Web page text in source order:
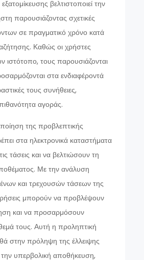
βελτιστοποιεί την
παρουσιάζοντας σχετικές
σε πραγματικό χρόνο κατά
Καθώς οι χρήστες
ιστότοπο, τους παρουσιάζονται
στα ενδιαφέροντά
τους συνήθειες,
αγοράς.
της προβλεπτικής
στα ηλεκτρονικά καταστήματα
τάσεις και να βελτιώσουν τη
Με την ανάλυση
και τρεχουσών τάσεων της
μπορούν να προβλέψουν
και να προσαρμόσουν
τους. Αυτή η προληπτική
στην πρόληψη της έλλειψης
υπερβολική αποθήκευση,